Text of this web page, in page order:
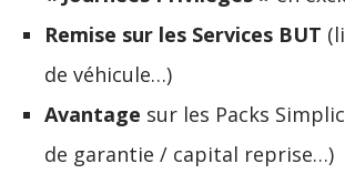
Remise sur les Services BUT
de véhicule…)
Avantage sur les Packs
de garantie / capital reprise…)